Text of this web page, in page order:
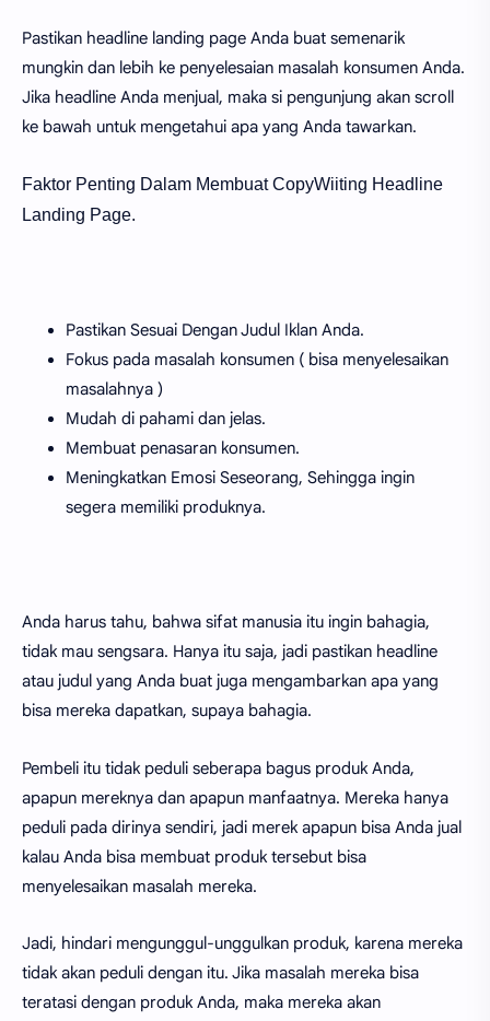
Pastikan headline landing page Anda buat semenarik
mungkin dan lebih ke penyelesaian masalah konsumen Anda.
Jika headline Anda menjual, maka si pengunjung akan scroll
ke bawah untuk mengetahui apa yang Anda tawarkan.
Faktor Penting Dalam Membuat CopyWiiting Headline
Landing Page.
Pastikan Sesuai Dengan Judul Iklan Anda.
Fokus pada masalah konsumen ( bisa menyelesaikan
masalahnya )
Mudah di pahami dan jelas.
Membuat penasaran konsumen.
Meningkatkan Emosi Seseorang, Sehingga ingin
segera memiliki produknya.
Anda harus tahu, bahwa sifat manusia itu ingin bahagia,
tidak mau sengsara. Hanya itu saja, jadi pastikan headline
atau judul yang Anda buat juga mengambarkan apa yang
bisa mereka dapatkan, supaya bahagia.
Pembeli itu tidak peduli seberapa bagus produk Anda,
apapun mereknya dan apapun manfaatnya. Mereka hanya
peduli pada dirinya sendiri, jadi merek apapun bisa Anda jual
kalau Anda bisa membuat produk tersebut bisa
menyelesaikan masalah mereka.
Jadi, hindari mengunggul-unggulkan produk, karena mereka
tidak akan peduli dengan itu. Jika masalah mereka bisa
teratasi dengan produk Anda, maka mereka akan